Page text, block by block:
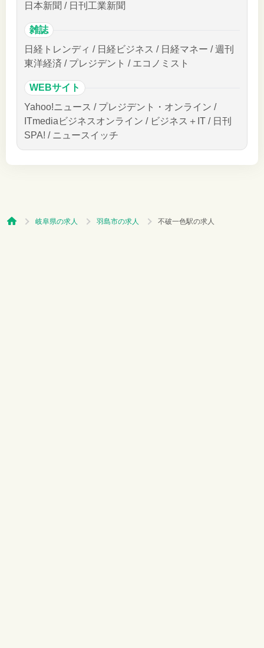
日本新聞 / 日刊工業新聞
雑誌
日経トレンディ / 日経ビジネス / 日経マネー / 週刊
東洋経済 / プレジデント / エコノミスト
WEBサイト
Yahoo!ニュース / プレジデント・オンライン /
ITmediaビジネスオンライン / ビジネス＋IT / 日刊
SPA! / ニュースイッチ
岐阜県の求人 羽島市の求人 不破一色駅の求人